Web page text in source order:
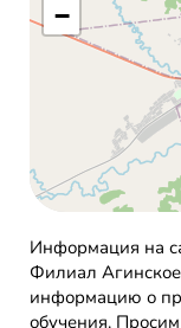
−
Информация на
Филиал
информацию о
обучения.